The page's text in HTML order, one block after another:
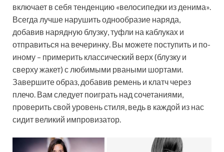
включает в себя тенденцию «велосипедки из денима».
Всегда лучше нарушить однообразие наряда,
добавив нарядную блузку, туфли на каблуках и
отправиться на вечеринку. Вы можете поступить и по-
иному – примерить классический верх (блузку и
сверху жакет) с любимыми рваными шортами.
Завершите образ, добавив ремень и клатч через
плечо. Вам следует поиграть над сочетаниями,
проверить свой уровень стиля, ведь в каждой из нас
сидит великий импровизатор.